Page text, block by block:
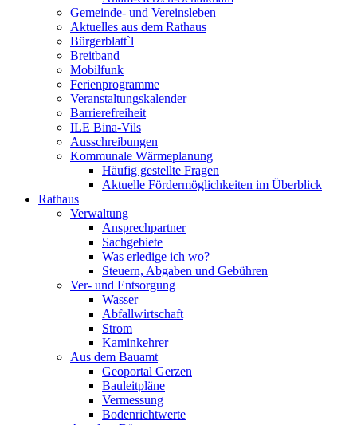
Gemeinde- und Vereinsleben
Aktuelles aus dem Rathaus
Bürgerblatt`l
Breitband
Mobilfunk
Ferienprogramme
Veranstaltungskalender
Barrierefreiheit
ILE Bina-Vils
Ausschreibungen
Kommunale Wärmeplanung
Häufig gestellte Fragen
Aktuelle Fördermöglichkeiten im Überblick
Rathaus
Verwaltung
Ansprechpartner
Sachgebiete
Was erledige ich wo?
Steuern, Abgaben und Gebühren
Ver- und Entsorgung
Wasser
Abfallwirtschaft
Strom
Kaminkehrer
Aus dem Bauamt
Geoportal Gerzen
Bauleitpläne
Vermessung
Bodenrichtwerte